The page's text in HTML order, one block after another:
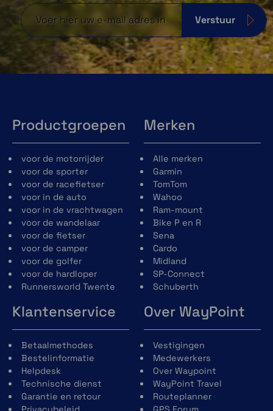
Verstuur
Productgroepen
voor de motorrijder
voor de sporter
voor de racefietser
voor in de auto
voor in de vrachtwagen
voor de wandelaar
voor de fietser
voor de camper
voor de golfer
voor de hardloper
Runnersworld Twente
Merken
Alle merken
Garmin
TomTom
Wahoo
Ram-mount
Bike P en R
Sena
Cardo
Midland
SP-Connect
Schuberth
Klantenservice
Betaalmethodes
Bestelinformatie
Helpdesk
Technische dienst
Garantie en retour
Over WayPoint
Vestigingen
Medewerkers
Over Waypoint
WayPoint Travel
Routeplanner